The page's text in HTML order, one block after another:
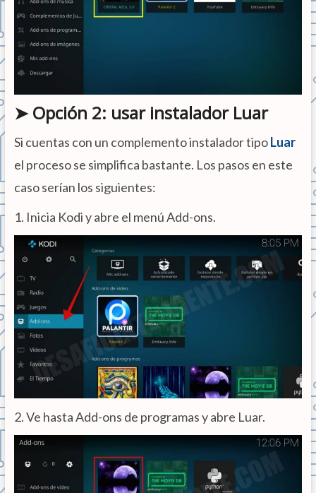
➤ Opción 2: usar instalador Luar
Si cuentas con un complemento instalador tipoLuar
el proceso se simplifica bastante. Los pasos en este
caso serían los siguientes:
1. Inicia Kodi y abre el menú Add-ons.
2. Ve hasta Add-ons de programas y abre Luar.